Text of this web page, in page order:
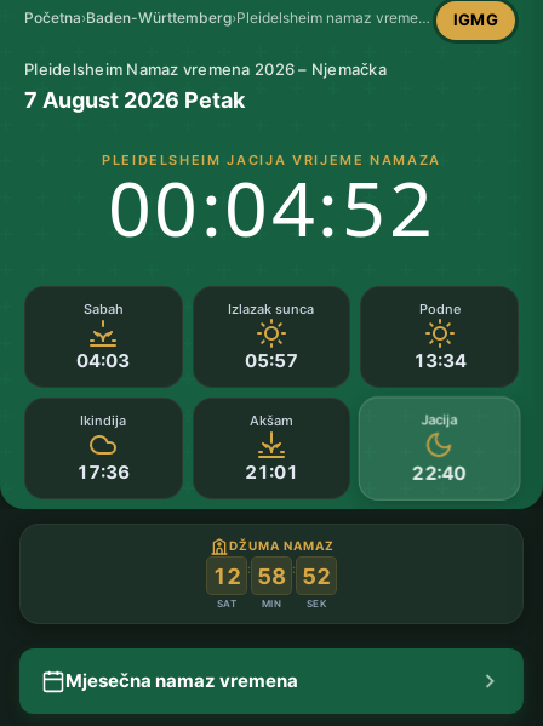
Početna›Baden-Württemberg› Pleidelsheim namaz vremena IGMG
Pleidelsheim Namaz vremena 2026 – Njemačka
7 August 2026 Petak
PLEIDELSHEIM JACIJA VRIJEME NAMAZA
00:04:51
Sabah
04:03
Izlazak sunca
05:57
Podne
13:34
Ikindija
17:36
Akšam
21:01
Jacija
22:40
DŽUMA NAMAZ
12
SAT
: 58
MIN
: 51
SEK
Mjesečna namaz vremena